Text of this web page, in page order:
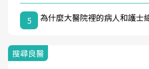
5 為什麼大醫院裡的病人和護士
搜尋良醫